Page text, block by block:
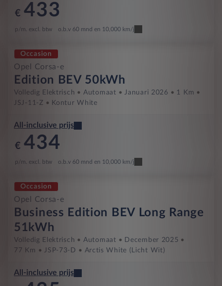
€ 433
p/m. excl. btw o.b.v 60 mnd en 10,000 km/j
Occasion
Opel Corsa-e
Edition BEV 50kWh
Volledig Elektrisch Automaat Januari 2026
1 Km
JSJ-11-Z
Kontur White
All-inclusive prijs
€ 434
p/m. excl. btw o.b.v 60 mnd en 10,000 km/j
Occasion
Opel Corsa-e
Business Edition BEV Long Range
51kWh
Volledig Elektrisch Automaat
December 2025
77 Km
JSP-73-D Arctis White (licht Wit)
All-inclusive prijs